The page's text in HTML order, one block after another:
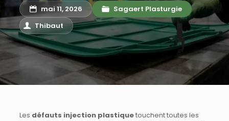
mai 11, 2026
Sagaert Plasturgie
Thibaut
Les défauts injection plastiquetouchent toutes les